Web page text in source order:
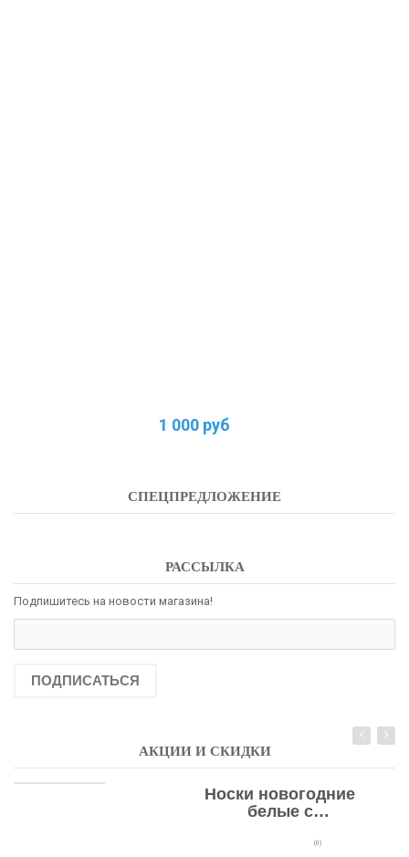
1 000 руб
СПЕЦПРЕДЛОЖЕНИЕ
РАССЫЛКА
Подпишитесь на новости магазина!
ПОДПИСАТЬСЯ
АКЦИИ И СКИДКИ
Носки новогодние
белые с
оленями(0)